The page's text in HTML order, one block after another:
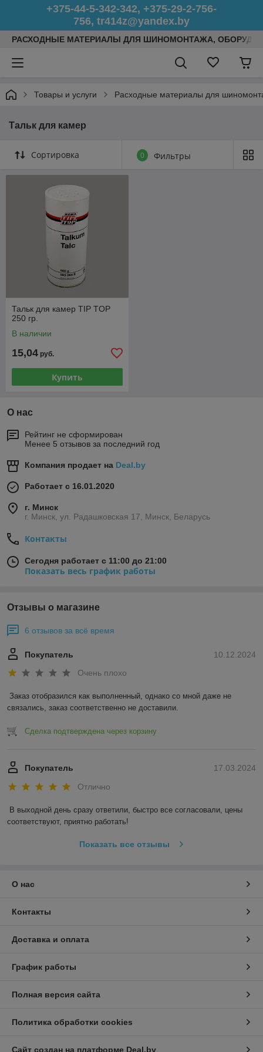
+375-44-5-342-342, +375-29-2-756-
756, tr414z@yandex.by
РАСХОДНЫЕ МАТЕРИАЛЫ ДЛЯ ШИНОМОНТАЖА,
Товары и услуги Расходные материалы для
Тальк для камер
Сортировка 0 Фильтры
Тальк для камер TIP TOP
250 гр.
В наличии
15,04 руб.
Купить
О нас
Рейтинг не сформирован
Менее 5 отзывов за последний год
Компания продает на Deal.by
Работает с 16.01.2020
г. Минск
г. Минск, ул. Радашковская 17, Минск, Беларусь
Контакты
Сегодня работает с 11:00 до 21:00
Показать весь график работы
Отзывы о магазине
6 отзывов за всё время
10.12.2024
Покупатель
Очень плохо
Заказ отобразился как выполненный, однако со мной даже не
связались, заказ соответственно не доставили.
Сделка подтверждена через корзину
17.03.2024
Покупатель
Отлично
В выходной день сразу ответили, быстро все согласовали, цены
соответствуют, приятно работать!
Показать все отзывы
О нас
Контакты
Доставка и оплата
График работы
Полная версия сайта
Политика обработки cookies
Сайт создан на платформе Deal.by